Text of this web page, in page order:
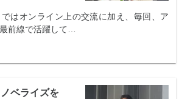
ではオンライン上の交流に加え、毎回、ア
前線で活躍して…
ベライズを